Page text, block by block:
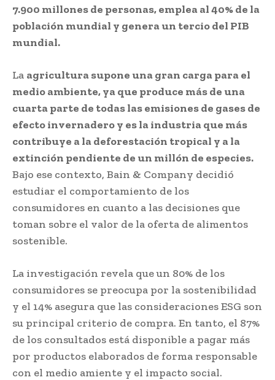
7.900 millones de personas, emplea al 40% de la
población mundial y genera un tercio del PIB
mundial.
La agricultura supone una gran carga para el
medio ambiente, ya que produce más de una
cuarta parte de todas las emisiones de gases de
efecto invernadero y es la industria que más
contribuye a la deforestación tropical y a la
extinción pendiente de un millón de especies.
Bajo ese contexto, Bain & Company decidió
estudiar el comportamiento de los
consumidores en cuanto a las decisiones que
toman sobre el valor de la oferta de alimentos
sostenible.
La investigación revela que un 80% de los
consumidores se preocupa por la sostenibilidad
y el 14% asegura que las consideraciones ESG son
su principal criterio de compra. En tanto, el 87%
de los consultados está disponible a pagar más
por productos elaborados de forma responsable
con el medio amiente y el impacto social.